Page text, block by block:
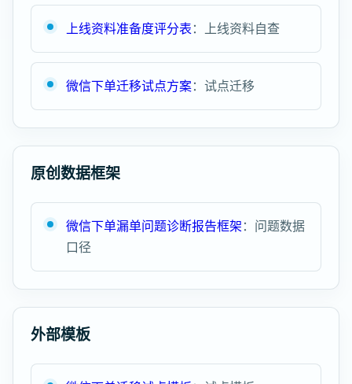
上线资料准备度评分表：上线资料自查
微信下单迁移试点方案：试点迁移
原创数据框架
微信下单漏单问题诊断报告框架：问题数据
口径
外部模板